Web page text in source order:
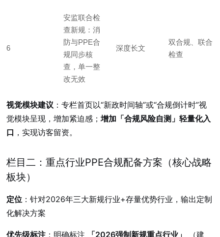
6
安监联合检
查新规：消
防与PPE合
规同步核
查，单一整
改无效
深度长文
双合规、联合
检查
视觉模块建议 ：专栏首页以“新政时间轴”或“合规倒计时”视
觉模块呈现，增加紧迫感；增加「合规风险自测」轻量化入
口 ，实现访客留资。
栏目二：重点行业PPE合规配备方案（核心战略
板块）
定位 ：针对2026年三大新规行业+存量优势行业，输出定制
化解决方案
优先级标注 ：明确标注 「2026强制新规重点行业」 （建